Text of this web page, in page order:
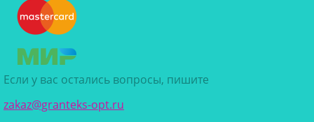
Если у вас остались вопросы, пишите
zakaz@granteks-opt.ru